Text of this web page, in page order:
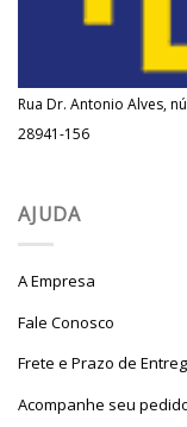
Rua Dr. Antonio Alves,
28941-156
AJUDA
A Empresa
Fale Conosco
Frete e Prazo de
Acompanhe seu